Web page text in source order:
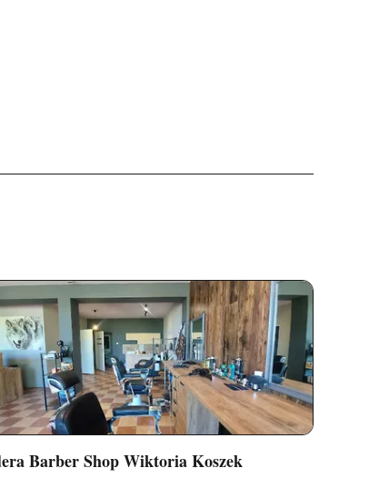
Barber Shop Wiktoria Koszek